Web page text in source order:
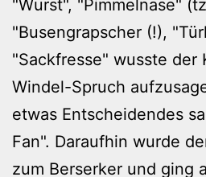
"Wurst", "Pimmelnase"
"Busengrapscher (!),
"Sackfresse" wusste der
Windel-Spruch
etwas Entscheidendes
Fan". Daraufhin wurde
zum Berserker und ging